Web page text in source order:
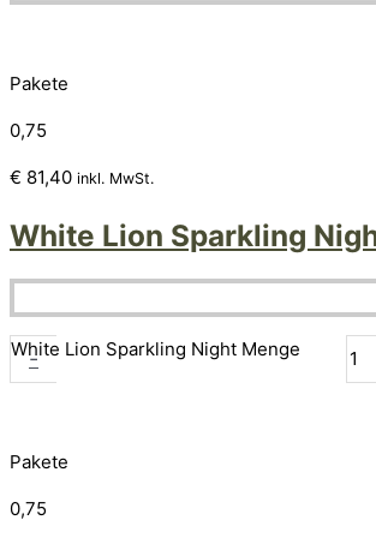
Pakete
0,75
€ 81,40 inkl. MwSt.
White Lion Sparkling
-
White Lion Sparkling Night Menge
Pakete
0,75